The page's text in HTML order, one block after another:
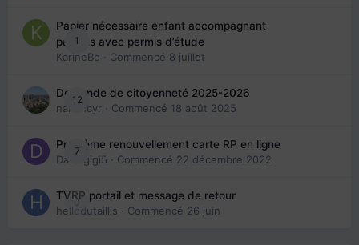
1
Papier nécessaire enfant accompagnant
parents avec permis d’étude
KarineBo · Commencé 8 juillet
12
Demande de citoyenneté 2025-2026
nanancyr · Commencé 18 août 2025
7
Problème renouvellement carte RP en ligne
Davidgigi5 · Commencé 22 décembre 2022
0
TVRP portail et message de retour
hellodutaillis · Commencé 26 juin